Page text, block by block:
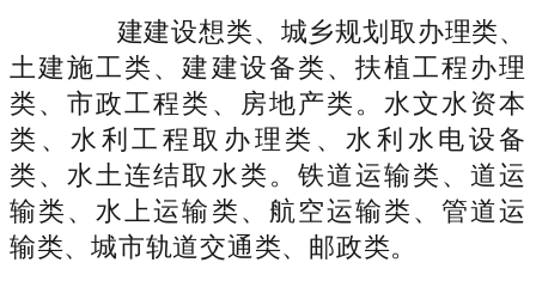
建建设想类、城乡规划取办理类、
土建施工类、建建设备类、扶植工程办理
类、市政工程类、房地产类。水文水资本
类、水利工程取办理类、水利水电设备
类、水土连结取水类。铁道运输类、道运
输类、水上运输类、航空运输类、管道运
输类、城市轨道交通类、邮政类。